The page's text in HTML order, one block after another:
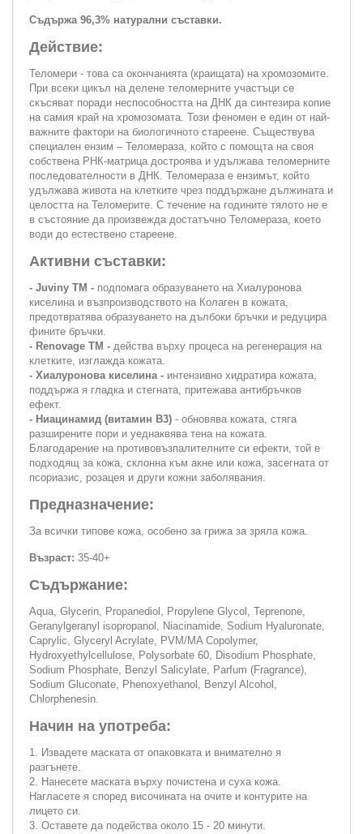
Съдържа 96,3% натурални съставки.
Действие:
Теломери - това са окончанията (краищата) на хромозомите.
При всеки цикъл на делене теломерните участъци се
скъсяват поради неспособността на ДНК да синтезира копие
на самия край на хромозомата. Този феномен е един от най-
важните фактори на биологичното стареене. Съществува
специален ензим – Теломераза, който с помощта на своя
собствена РНК-матрица достроява и удължава теломерните
последователности в ДНК. Теломераза е ензимът, който
удължава живота на клетките чрез поддържане дължината и
целостта на Теломерите. С течение на годините тялото не е
в състояние да произвежда достатъчно Теломераза, което
води до естествено стареене.
Активни съставки:
- Juviny TM - подпомага образуването на Хиалуронова
киселина и възпроизводството на Колаген в кожата,
предотвратява образуването на дълбоки бръчки и редуцира
фините бръчки.
- Renovage TM - действа върху процеса на регенерация на
клетките, изглажда кожата.
- Хиалуронова киселина - интензивно хидратира кожата,
поддържа я гладка и стегната, притежава антибръчков
ефект.
- Ниацинамид (витамин В3) - обновява кожата, стяга
разширените пори и уеднаквява тена на кожата.
Благодарение на противовъзпалителните си ефекти, той е
подходящ за кожа, склонна към акне или кожа, засегната от
псориазис, розацея и други кожни заболявания.
Предназначение:
За всички типове кожа, особено за грижа за зряла кожа.
Възраст: 35-40+
Съдържание:
Aqua, Glycerin, Propanediol, Propylene Glycol, Teprenone,
Geranylgeranyl isopropanol, Niacinamide, Sodium Hyaluronate,
Caprylic, Glyceryl Acrylate, PVM/MA Copolymer,
Hydroxyethylcellulose, Polysorbate 60, Disodium Phosphate,
Sodium Phosphate, Benzyl Salicylate, Parfum (Fragrance),
Sodium Gluconate, Phenoxyethanol, Benzyl Alcohol,
Chlorphenesin.
Начин на употреба:
1. Извадете маската от опаковката и внимателно я
разгънете.
2. Нанесете маската върху почистена и суха кожа.
Нагласете я според височината на очите и контурите на
лицето си.
3. Оставете да подейства около 15 - 20 минути.